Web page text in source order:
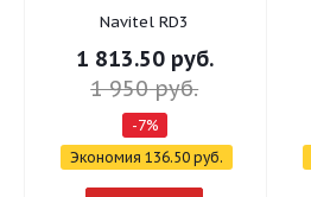
Navitel RD3
1 813.50руб.
1 950руб.
-7%
Экономия 136.50руб.